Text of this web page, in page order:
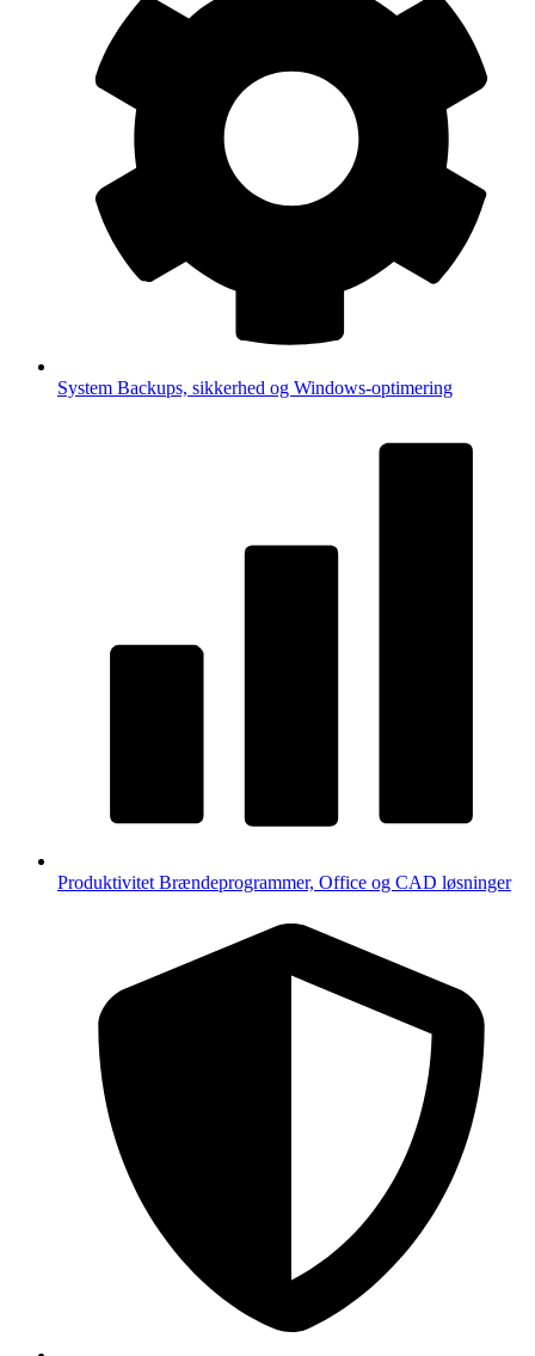
System Backups, sikkerhed og Windows-optimering
Produktivitet Brændeprogrammer, Office og CAD løsninger